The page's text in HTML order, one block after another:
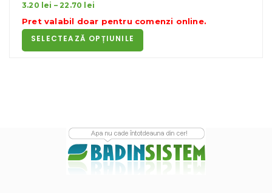
3.20 lei – 22.70 lei
prețuri:
3.20 lei
până
Pret valabil doar pentru comenzi online.
SELECTEAZĂ OPȚIUNILE